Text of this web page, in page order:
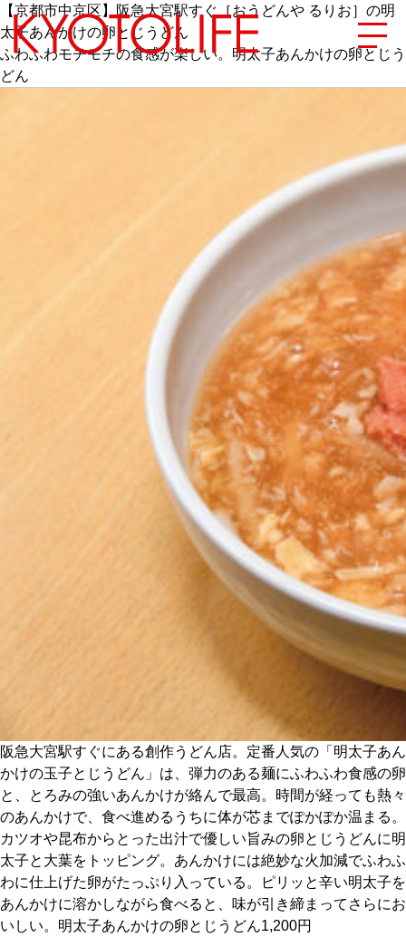
チケットプレゼント応募
MAIN MENU
SERIES
カレーが好き
京都おやつクラブ
私と店のはなし
【京都市中京区】阪急大宮駅すぐ［おうどんや るりお］の明
太子あんかけの卵とじうどん
ふわふわモチモチの食感が楽しい。明太子あんかけの卵とじう
どん
阪急大宮駅すぐにある創作うどん店。定番人気の「明太子あん
かけの玉子とじうどん」は、弾力のある麺にふわふわ食感の卵
と、とろみの強いあんかけが絡んで最高。時間が経っても熱々
のあんかけで、食べ進めるうちに体が芯までぽかぽか温まる。
カツオや昆布からとった出汁で優しい旨みの卵とじうどんに明
太子と大葉をトッピング。あんかけには絶妙な火加減でふわふ
わに仕上げた卵がたっぷり入っている。ピリッと辛い明太子を
あんかけに溶かしながら食べると、味が引き締まってさらにお
いしい。明太子あんかけの卵とじうどん1,200円